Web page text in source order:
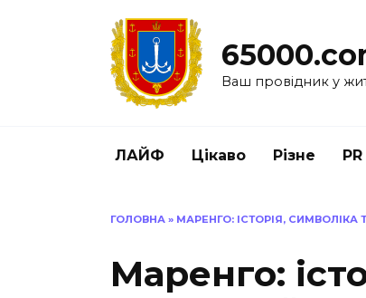
Ваш провідник у
ЛАЙФ Цікаво Різне PR
ГОЛОВНА » МАРЕНГО: ІСТОРІЯ, СИМВОЛІКА
Маренго: